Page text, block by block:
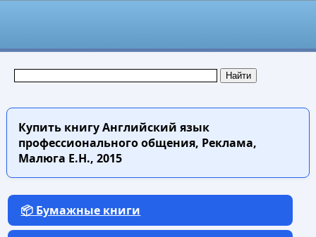
Купить книгуАнглийский язык
профессионального общения, Реклама,
Малюга Е.Н., 2015
📦 Бумажные книги